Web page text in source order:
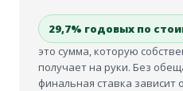
29,7% годовых по
это сумма, которую
получает на руки. Без
финальная ставка зависит